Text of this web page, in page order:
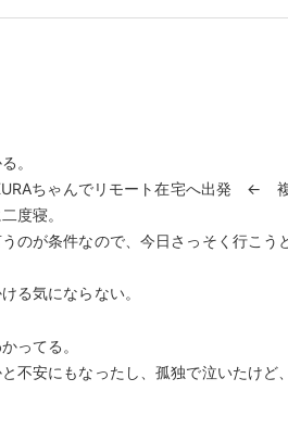
。
ちゃんでリモート在宅へ出発 ←
度寝。
のが条件なので、今日さっそく行こう
る気にならない。
ってる。
不安にもなったし、孤独で泣いたけど